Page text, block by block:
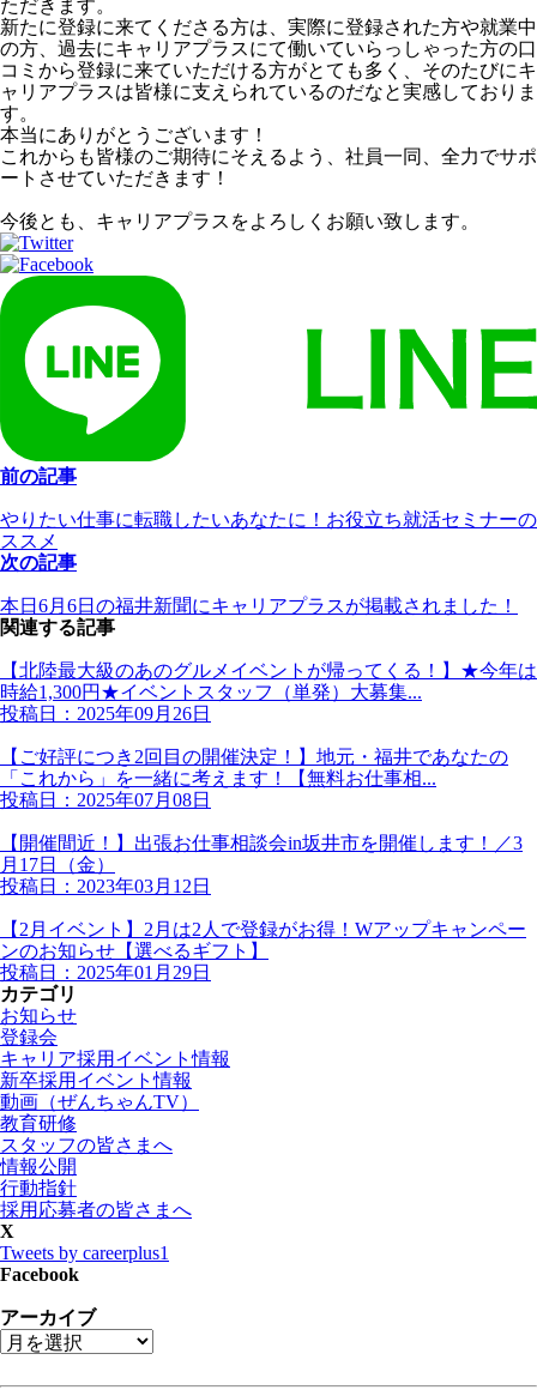
ただきます。
新たに登録に来てくださる方は、実際に登録された方や就業中
の方、過去にキャリアプラスにて働いていらっしゃった方の口
コミから登録に来ていただける方がとても多く、そのたびにキ
ャリアプラスは皆様に支えられているのだなと実感しておりま
す。
本当にありがとうございます！
これからも皆様のご期待にそえるよう、社員一同、全力でサポ
ートさせていただきます！
今後とも、キャリアプラスをよろしくお願い致します。
前の記事
やりたい仕事に転職したいあなたに！お役立ち就活セミナーの
ススメ
次の記事
本日6月6日の福井新聞にキャリアプラスが掲載されました！
関連する記事
【北陸最大級のあのグルメイベントが帰ってくる！】★今年は
時給1,300円★イベントスタッフ（単発）大募集...
投稿日：2025年09月26日
【ご好評につき2回目の開催決定！】地元・福井であなたの
「これから」を一緒に考えます！【無料お仕事相...
投稿日：2025年07月08日
【開催間近！】出張お仕事相談会in坂井市を開催します！／3
月17日（金）
投稿日：2023年03月12日
【2月イベント】2月は2人で登録がお得！Wアップキャンペー
ンのお知らせ【選べるギフト】
投稿日：2025年01月29日
カテゴリ
お知らせ
登録会
キャリア採用イベント情報
新卒採用イベント情報
動画（ぜんちゃんTV）
教育研修
スタッフの皆さまへ
情報公開
行動指針
採用応募者の皆さまへ
X
Tweets by careerplus1
Facebook
アーカイブ